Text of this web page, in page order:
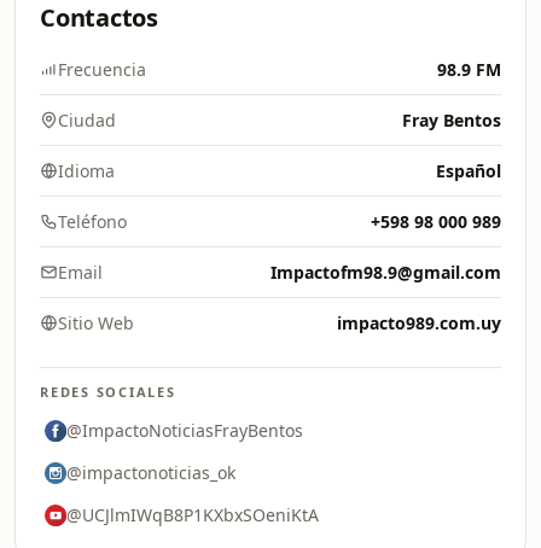
Contactos
Frecuencia 98.9 FM
Ciudad Fray Bentos
Idioma Español
Teléfono +598 98 000 989
Email Impactofm98.9@gmail.com
Sitio Web impacto989.com.uy
REDES SOCIALES
@ImpactoNoticiasFrayBentos
@impactonoticias_ok
@UCJlmIWqB8P1KXbxSOeniKtA